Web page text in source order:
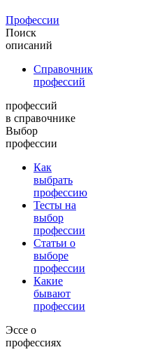
Профессии
Поиск
описаний
Справочник
профессий
профессий
в справочнике
Выбор
профессии
Как
выбрать
профессию
Тесты на
выбор
профессии
Статьи о
выборе
профессии
Какие
бывают
профессии
Эссе о
профессиях